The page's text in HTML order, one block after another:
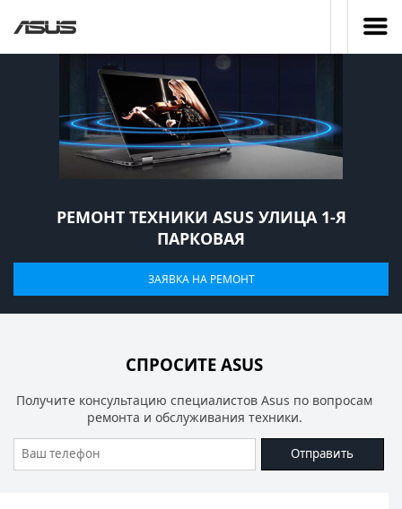
РЕМОНТ ТЕХНИКИ ASUS УЛИЦА 1-Я
ПАРКОВАЯ
ЗАЯВКА НА РЕМОНТ
СПРОСИТЕ ASUS
Получите консультацию специалистов Asus по вопросам
ремонта и обслуживания техники.
Отправить